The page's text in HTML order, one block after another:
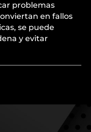
problemas
en fallos
se puede
y evitar